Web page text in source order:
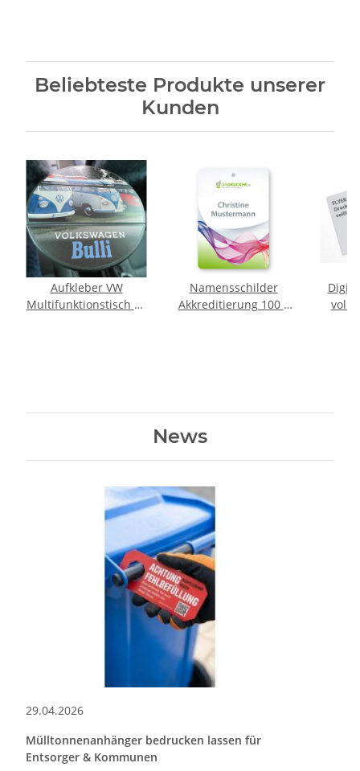
Beliebteste Produkte unserer
Kunden
Aufkleber VW
Multifunktionstisch T5
Namensschilder
Akkreditierung 100 x
News
29.04.2026
Mülltonnenanhänger bedrucken lassen für
Entsorger & Kommunen